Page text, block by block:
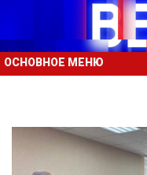
ОСНОВНОЕ МЕНЮ